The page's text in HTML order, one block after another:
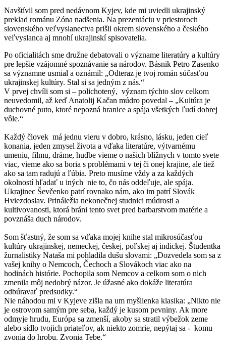
Navštívil som pred nedávnom Kyjev, kde mi uviedli ukrajinský
preklad románu Zóna nadšenia. Na prezentáciu v priestoroch
slovenského veľvyslanectva prišli okrem slovenského a českého
veľvyslanca aj mnohí ukrajinskí spisovatelia.
Po oficialitách sme družne debatovali o význame literatúry a kultúry
pre lepšie vzájomné spoznávanie sa národov. Básnik Petro Zasenko
sa významne usmial a oznámil: „Odteraz je tvoj román súčasťou
ukrajinskej kultúry. Stal si sa jedným z nás.“
V prvej chvíli som si – polichotený, význam týchto slov celkom
neuvedomil, až keď Anatolij Kačan múdro povedal – „Kultúra je
duchovné puto, ktoré nepozná hranice a spája všetkých ľudí dobrej
vôle.“
Každý človek má jednu vieru v dobro, krásno, lásku, jeden cieľ
konania, jeden zmysel života a vďaka literatúre, výtvarnému
umeniu, filmu, dráme, hudbe vieme o našich blížnych v tomto svete
viac, vieme ako sa boria s problémami v tej či onej krajine, ale tiež
ako sa tam radujú a ľúbia. Preto musíme vždy a za každých
okolností hľadať u iných nie to, čo nás oddeľuje, ale spája.
Ukrajinec Ševčenko patrí rovnako nám, ako im patrí Slovák
Hviezdoslav. Prináležia nekonečnej studnici múdrosti a
kultivovanosti, ktorá bráni tento svet pred barbarstvom matérie a
povznáša duch národov.
Som šťastný, že som sa vďaka mojej knihe stal mikrosúčasťou
kultúry ukrajinskej, nemeckej, českej, poľskej aj indickej. Študentka
žurnalistiky Nataša mi pohladila dušu slovami: „Dozvedela som sa z
vašej knihy o Nemcoch, Čechoch a Slovákoch viac ako na
hodinách histórie. Pochopila som Nemcov a celkom som o nich
zmenila môj nedobrý názor. Je úžasné ako dokáže literatúra
odbúravať predsudky.“
Nie náhodou mi v Kyjeve zišla na um myšlienka klasika: „Nikto nie
je ostrovom samým pre seba, každý je kusom pevniny. Ak more
odmyje hrudu, Európa sa zmenší, akoby sa stratil výbežok zeme
alebo sídlo tvojich priateľov, ak niekto zomrie, nepýtaj sa - komu
zvonia do hrobu. Zvonia Tebe.“